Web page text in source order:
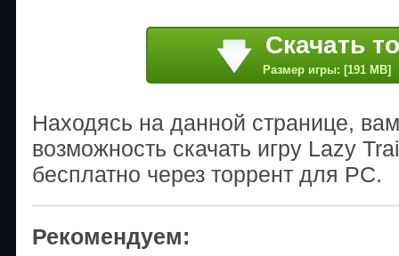
Скачать
Размер игры: [191 MB]
Находясь на данной странице,
возможность скачать игру Lazy
бесплатно через торрент для PC.
Рекомендуем: